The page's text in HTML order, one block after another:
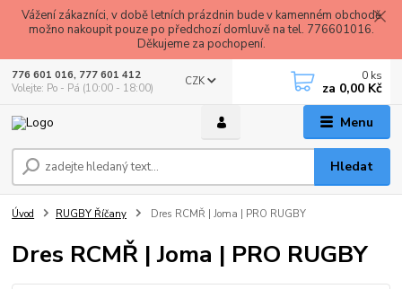
Vážení zákazníci, v době letních prázdnin bude v kamenném obchodě
možno nakoupit pouze po předchozí domluvě na tel. 776601016.
Děkujeme za pochopení.
Menu
CZK
Hledat
776 601 016, 777 601 412
Volejte: Po - Pá (10:00 - 18:00)
0 ks
za 0,00 Kč
Úvod RUGBY Říčany Dres RCMŘ | Joma | PRO RUGBY
Dres RCMŘ | Joma | PRO RUGBY